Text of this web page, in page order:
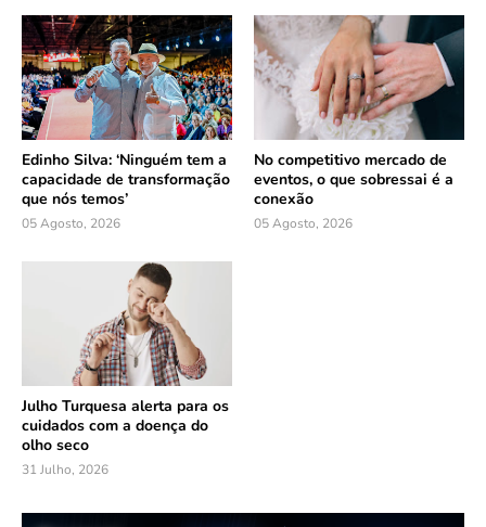
Edinho Silva: ‘Ninguém tem a
capacidade de transformação
que nós temos’
05 Agosto, 2026
No competitivo mercado de
eventos, o que sobressai é a
conexão
05 Agosto, 2026
Julho Turquesa alerta para os
cuidados com a doença do
olho seco
31 Julho, 2026